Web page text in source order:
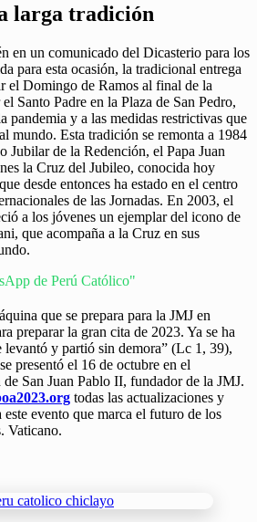
larga tradición
en un comunicado del Dicasterio para los
para esta ocasión, la tradicional entrega
el Domingo de Ramos al final de la
Santo Padre en la Plaza de San Pedro,
pandemia y a las medidas restrictivas que
mundo. Esta tradición se remonta a 1984
Jubilar de la Redención, el Papa Juan
la Cruz del Jubileo, conocida hoy
desde entonces ha estado en el centro
de las Jornadas. En 2003, el
a los jóvenes un ejemplar del icono de
que acompaña a la Cruz en sus
de Perú Católico"
que se prepara para la JMJ en
preparar la gran cita de 2023. Ya se ha
levantó y partió sin demora” (Lc 1, 39),
presentó el 16 de octubre en el
San Juan Pablo II, fundador de la JMJ.
todas las actualizaciones y
este evento que marca el futuro de los
Vaticano.